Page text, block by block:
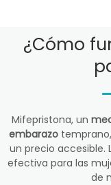
¿Cómo
Mifepristona, un
embarazo
un precio accesible.
efectiva para las
de